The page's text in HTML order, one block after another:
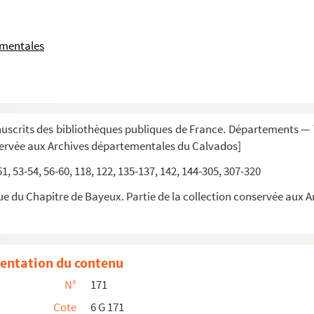
des bibliothèques publiques de France. Départements
aux Archives départementales du Calvados]
53-54, 56-60, 118, 122, 135-137, 142, 144-305, 307-320
du Chapitre de Bayeux. Partie de la collection conservée aux
de Mondaye
Saulveur, acceptées par lesdicts p...
1540-1690. (46 pièces)
du 13 novembre 1713, fol. 209. — Union...
du contenu
N°
171
Cote
6 G 171